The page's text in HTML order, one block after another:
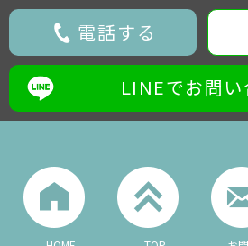
電話する
LINEでお問い